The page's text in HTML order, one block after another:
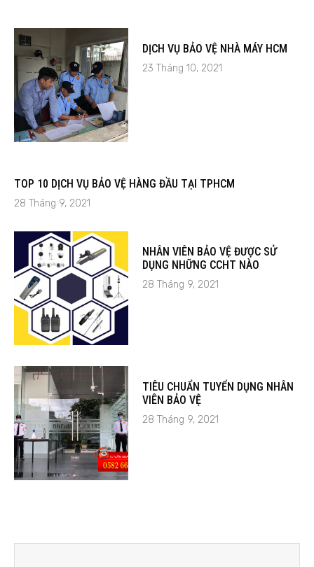
DỊCH VỤ BẢO VỆ NHÀ MÁY HCM
23 Tháng 10, 2021
TOP 10 DỊCH VỤ BẢO VỆ HÀNG ĐẦU TẠI TPHCM
28 Tháng 9, 2021
NHÂN VIÊN BẢO VỆ ĐƯỢC SỬ
DỤNG NHỮNG CCHT NÀO
28 Tháng 9, 2021
TIÊU CHUẨN TUYỂN DỤNG NHÂN
VIÊN BẢO VỆ
28 Tháng 9, 2021